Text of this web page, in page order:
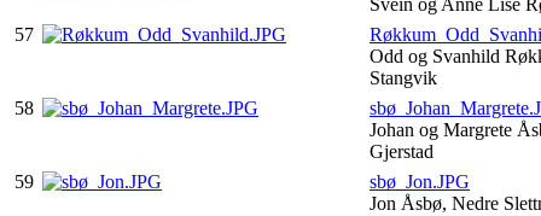
Svein og Anne Lise
57
Odd og Svanhild
Stangvik
58
Johan og Margrete
Gjerstad
59
sbø_Jon.JPG
Jon Åsbø, Nedre